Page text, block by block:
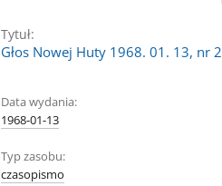
Tytuł:
Głos Nowej Huty 1968. 01. 13, nr 2
Data wydania:
1968-01-13
Typ zasobu:
czasopismo